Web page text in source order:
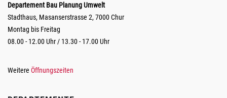
Departement Bau Planung Umwelt
Stadthaus, Masanserstrasse 2, 7000 Chur
Montag bis Freitag
08.00 - 12.00 Uhr / 13.30 - 17.00 Uhr
Weitere Öffnungszeiten